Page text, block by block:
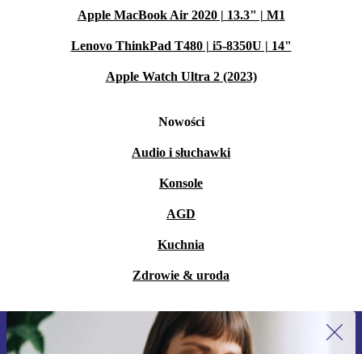
Apple MacBook Air 2020 | 13.3" | M1
Lenovo ThinkPad T480 | i5-8350U | 14"
Apple Watch Ultra 2 (2023)
Nowości
Audio i słuchawki
Konsole
AGD
Kuchnia
Zdrowie & uroda
Zapisz się na nasz newsletter!